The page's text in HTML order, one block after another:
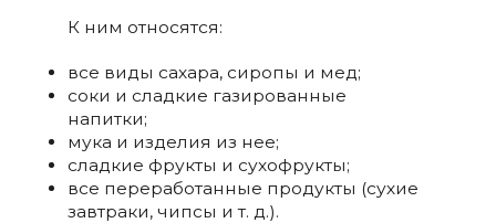
К ним относятся:
все виды сахара, сиропы и мед;
соки и сладкие газированные
напитки;
мука и изделия из нее;
сладкие фрукты и сухофрукты;
все переработанные продукты (сухие
завтраки, чипсы и т. д.).